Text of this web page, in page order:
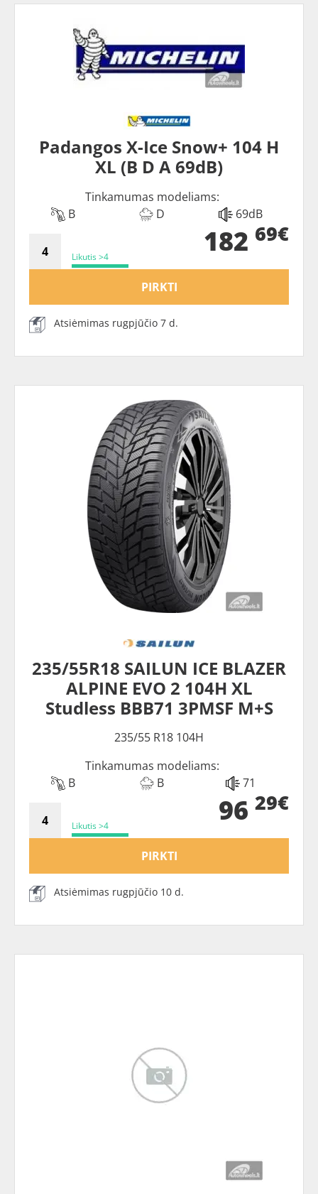
Padangos X-Ice Snow+ 104 H
XL (B D A 69dB)
Tinkamumas modeliams:
B
D 69dB
Likutis >4 182 69€
PIRKTI
Atsiėmimas rugpjūčio 7 d.
235/55R18 SAILUN ICE BLAZER
ALPINE EVO 2 104H XL
Studless BBB71 3PMSF M+S
235/55 R18 104H
Tinkamumas modeliams:
B
B 71
Likutis >4 96 29€
PIRKTI
Atsiėmimas rugpjūčio 10 d.